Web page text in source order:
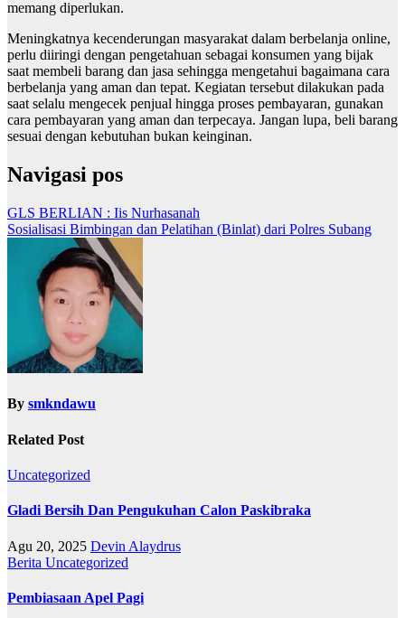
memang diperlukan.
Meningkatnya kecenderungan masyarakat dalam berbelanja online,
perlu diiringi dengan pengetahuan sebagai konsumen yang bijak
saat membeli barang dan jasa sehingga mengetahui bagaimana cara
berbelanja yang aman dan tepat. Kegiatan tersebut dilakukan pada
saat selalu mengecek penjual hingga proses pembayaran, gunakan
cara pembayaran yang aman dan terpecaya. Jangan lupa, beli barang
sesuai dengan kebutuhan bukan keinginan.
Navigasi pos
GLS BERLIAN : Iis Nurhasanah
Sosialisasi Bimbingan dan Pelatihan (Binlat) dari Polres Subang
By smkndawu
Related Post
Uncategorized
Gladi Bersih Dan Pengukuhan Calon Paskibraka
Agu 20, 2025 Devin Alaydrus
Berita Uncategorized
Pembiasaan Apel Pagi